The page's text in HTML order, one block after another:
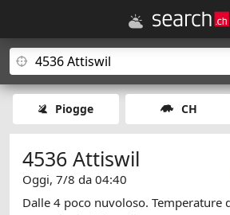
Piogge CH
4536 Attiswil
Oggi, 7/8 da 04:40
Dalle 4 poco nuvoloso. Temperature